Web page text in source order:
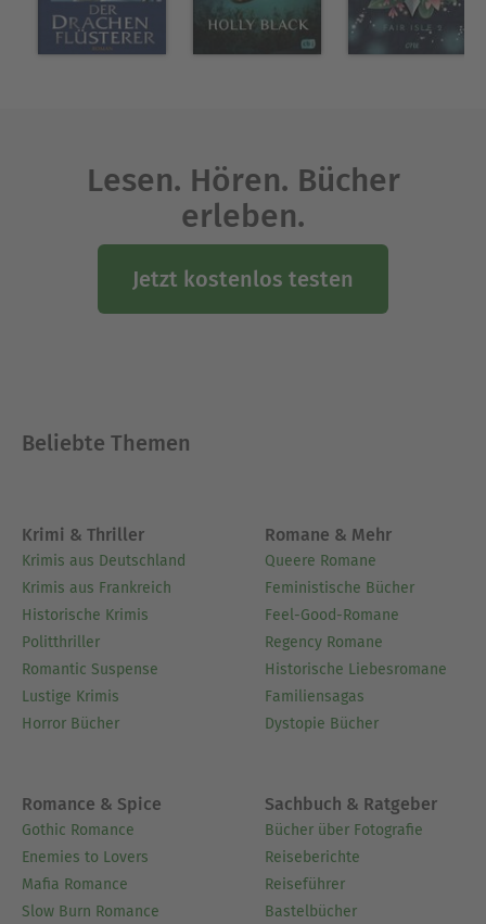
Lesen. Hören. Bücher
erleben.
Jetzt kostenlos testen
Beliebte Themen
Krimi & Thriller
Krimis aus Deutschland
Krimis aus Frankreich
Historische Krimis
Politthriller
Romantic Suspense
Lustige Krimis
Horror Bücher
Romane & Mehr
Queere Romane
Feministische Bücher
Feel-Good-Romane
Regency Romane
Historische Liebesromane
Familiensagas
Dystopie Bücher
Romance & Spice
Gothic Romance
Enemies to Lovers
Mafia Romance
Slow Burn Romance
Sachbuch & Ratgeber
Bücher über Fotografie
Reiseberichte
Reiseführer
Bastelbücher